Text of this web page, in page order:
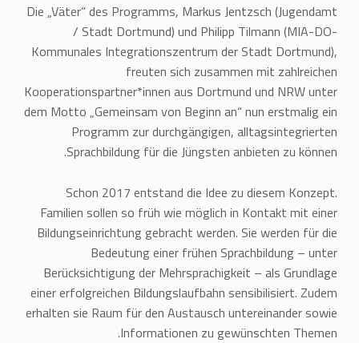
Die „Väter“ des Programms, Markus Jentzsch (Jugendamt
/ Stadt Dortmund) und Philipp Tilmann (MIA-DO-
Kommunales Integrationszentrum der Stadt Dortmund),
freuten sich zusammen mit zahlreichen
Kooperationspartner*innen aus Dortmund und NRW unter
dem Motto „Gemeinsam von Beginn an“ nun erstmalig ein
Programm zur durchgängigen, alltagsintegrierten
Sprachbildung für die Jüngsten anbieten zu können.
Schon 2017 entstand die Idee zu diesem Konzept.
Familien sollen so früh wie möglich in Kontakt mit einer
Bildungseinrichtung gebracht werden. Sie werden für die
Bedeutung einer frühen Sprachbildung – unter
Berücksichtigung der Mehrsprachigkeit – als Grundlage
einer erfolgreichen Bildungslaufbahn sensibilisiert. Zudem
erhalten sie Raum für den Austausch untereinander sowie
Informationen zu gewünschten Themen.